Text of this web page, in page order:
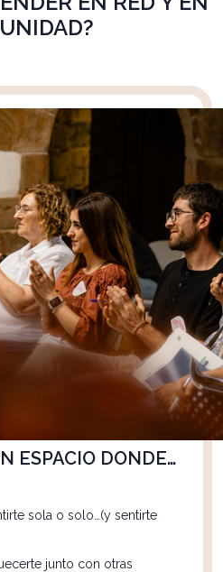
ESPACIO DONDE…
sola o solo…(y sentirte
junto con otras